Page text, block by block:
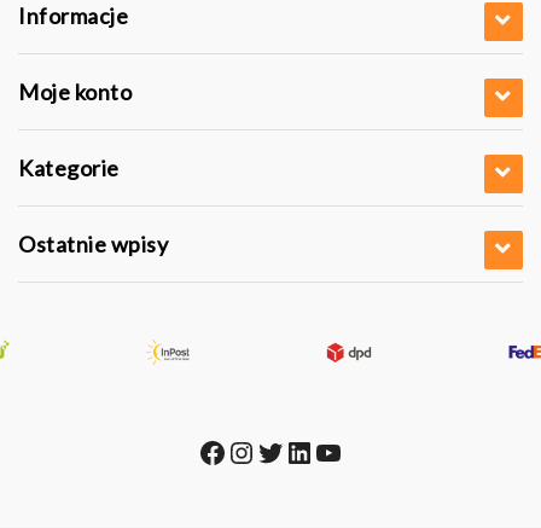
Informacje
Moje konto
Kategorie
Ostatnie wpisy
Facebook
Instagram
Twitter
LinkedIn
YouTube